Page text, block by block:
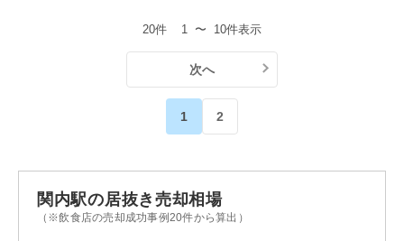
20件 1 〜 10件表示
次へ
1 2
関内駅の居抜き売却相場
（※飲食店の売却成功事例20件から算出）